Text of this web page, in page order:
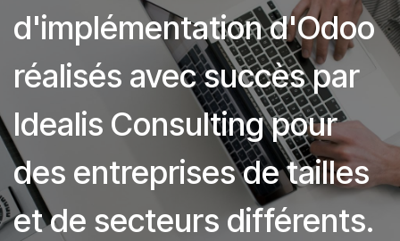
d'implémentation d'Odoo
réalisés avec succès par
Idealis Consulting pour
des entreprises de tailles
et de secteurs différents.